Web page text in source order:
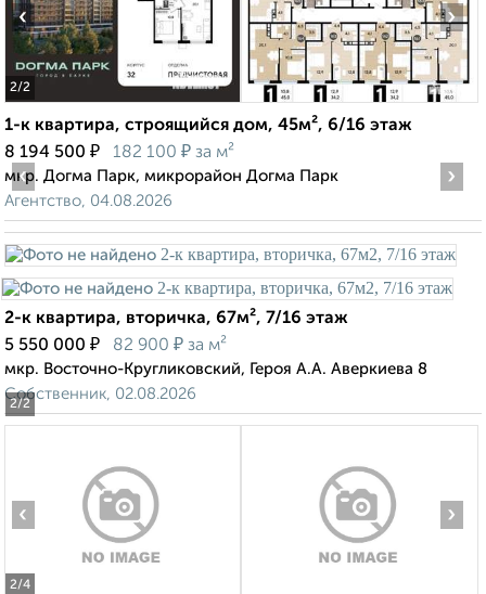
2/2
‹ ›
1-к квартира, строящийся дом, 45м², 6/16 этаж
8 194 500 ₽ 182 100 ₽ за м²
мкр. Догма Парк, микрорайон Догма Парк
Агентство, 04.08.2026
2/2
‹ ›
2-к квартира, вторичка, 67м², 7/16 этаж
5 550 000 ₽ 82 900 ₽ за м²
мкр. Восточно-Кругликовский, Героя А.А. Аверкиева 8
Собственник, 02.08.2026
2/4
‹ ›